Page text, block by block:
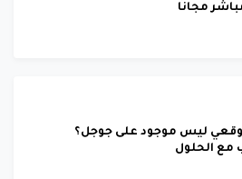
مجانًا
ليس موجود على جوجل؟
مع الحلول